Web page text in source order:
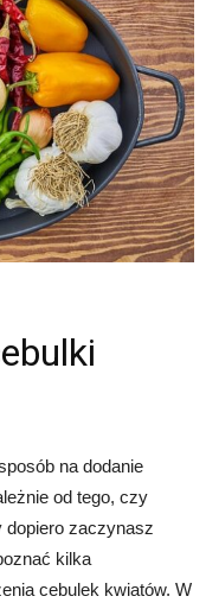
na dodanie
od tego, czy
dopiero zaczynasz
kilka
cebulek kwiatów. W